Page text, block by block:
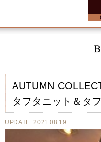
AUTUMN
タフタニット＆タ
UPDATE: 2021.08.19